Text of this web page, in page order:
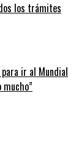
los trámites
ir al Mundial